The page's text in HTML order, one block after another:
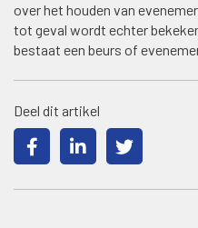
over het houden van
tot geval wordt echter
bestaat een beurs of
Deel dit artikel